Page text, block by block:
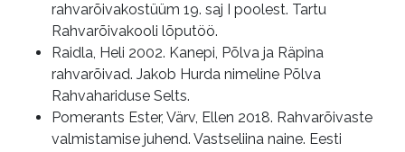
rahvarõivakostüüm 19. saj I poolest. Tartu
Rahvarõivakooli lõputöö.
Raidla, Heli 2002. Kanepi, Põlva ja Räpina
rahvarõivad. Jakob Hurda nimeline Põlva
Rahvahariduse Selts.
Pomerants Ester, Värv, Ellen 2018. Rahvarõivaste
valmistamise juhend. Vastseliina naine. Eesti